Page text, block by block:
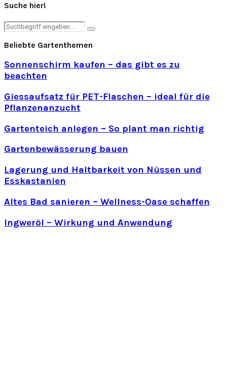
Suche hier!
Search
for:
Search
Beliebte Gartenthemen
Sonnenschirm kaufen – das gibt es zu
beachten
Giessaufsatz für PET-Flaschen – ideal für die
Pflanzenanzucht
Gartenteich anlegen – So plant man richtig
Gartenbewässerung bauen
Lagerung und Haltbarkeit von Nüssen und
Esskastanien
Altes Bad sanieren – Wellness-Oase schaffen
Ingweröl – Wirkung und Anwendung